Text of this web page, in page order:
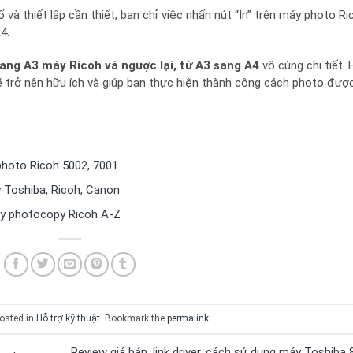
thiết lập cần thiết, bạn chỉ việc nhấn nút “In” trên máy photo
A3 máy Ricoh và ngược lại, từ A3 sang A4 vô cùng chi tiết.
trở nên hữu ích và giúp bạn thực hiện thành công cách photo
Ricoh 5002, 7001
Ricoh, Canon
photocopy Ricoh A-Z
in Hỗ trợ kỹ thuật. Bookmark the permalink.